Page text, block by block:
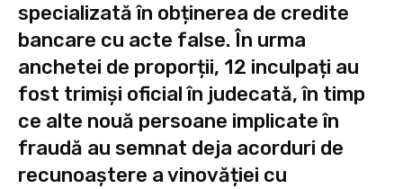
specializată în obținerea de credite
bancare cu acte false. În urma
anchetei de proporții, 12 inculpați au
fost trimiși oficial în judecată, în timp
ce alte nouă persoane implicate în
fraudă au semnat deja acorduri de
recunoaștere a vinovăției cu